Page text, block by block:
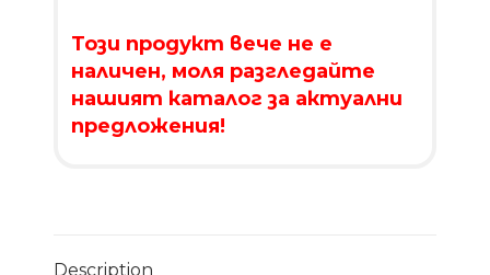
Този продукт вече не е
наличен, моля разгледайте
нашият каталог за актуални
предложения!
Description